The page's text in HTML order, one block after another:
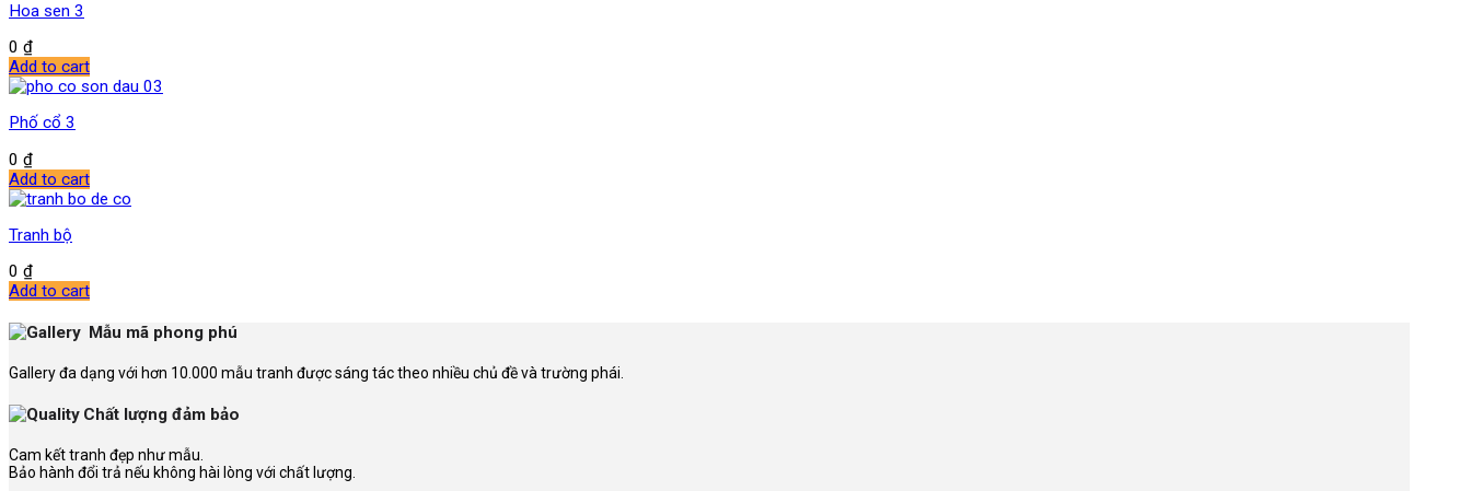
Hoa sen 3
0 ₫
Add to cart
Phố cổ 3
0 ₫
Add to cart
Tranh bộ
0 ₫
Add to cart
Mẫu mã phong phú
Gallery đa dạng với hơn 10.000 mẫu tranh được sáng tác theo nhiều chủ đề và trường phái.
Chất lượng đảm bảo
Cam kết tranh đẹp như mẫu.
Bảo hành đổi trả nếu không hài lòng với chất lượng.